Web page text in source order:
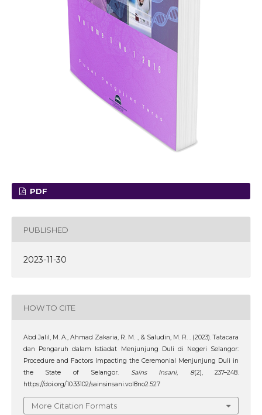
PDF
PUBLISHED
2023-11-30
HOW TO CITE
Abd Jalil, M. A., Ahmad Zakaria, R. M. ., & Saludin, M. R. . (2023). Tatacara
dan Pengaruh dalam Istiadat Menjunjung Duli di Negeri Selangor:
Procedure and Factors Impacting the Ceremonial Menjunjung Duli in
the State of Selangor. Sains Insani, 8(2), 237–248.
https://doi.org/10.33102/sainsinsani.vol8no2.527
More Citation Formats